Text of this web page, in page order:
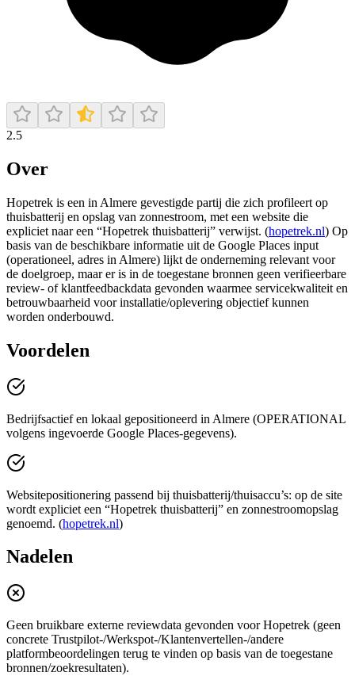
2.5
Over
Hopetrek is een in Almere gevestigde partij die zich profileert op
thuisbatterij en opslag van zonnestroom, met een website die
expliciet naar een “Hopetrek thuisbatterij” verwijst. (hopetrek.nl) Op
basis van de beschikbare informatie uit de Google Places input
(operationeel, adres in Almere) lijkt de onderneming relevant voor
de doelgroep, maar er is in de toegestane bronnen geen verifieerbare
review- of klantfeedbackdata gevonden waarmee servicekwaliteit en
betrouwbaarheid voor installatie/oplevering objectief kunnen
worden onderbouwd.
Voordelen
Bedrijfsactief en lokaal gepositioneerd in Almere (OPERATIONAL
volgens ingevoerde Google Places-gegevens).
Websitepositionering passend bij thuisbatterij/thuisaccu’s: op de site
wordt expliciet een “Hopetrek thuisbatterij” en zonnestroomopslag
genoemd. (hopetrek.nl)
Nadelen
Geen bruikbare externe reviewdata gevonden voor Hopetrek (geen
concrete Trustpilot-/Werkspot-/Klantenvertellen-/andere
platformbeoordelingen terug te vinden op basis van de toegestane
bronnen/zoekresultaten).